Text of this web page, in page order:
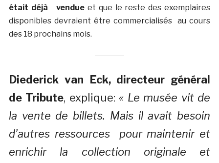
était déjà vendue et que le reste des exemplaires
disponibles devraient être commercialisés au cours
des 18 prochains mois.
Diederick van Eck, directeur général
de Tribute, explique: « Le musée vit de
la vente de billets. Mais il avait besoin
d’autres ressources pour maintenir et
enrichir la collection originale et